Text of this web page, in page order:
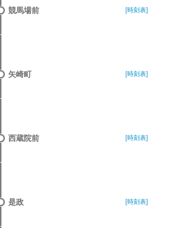
競馬場前 [時刻表]
矢崎町 [時刻表]
西蔵院前 [時刻表]
是政 [時刻表]